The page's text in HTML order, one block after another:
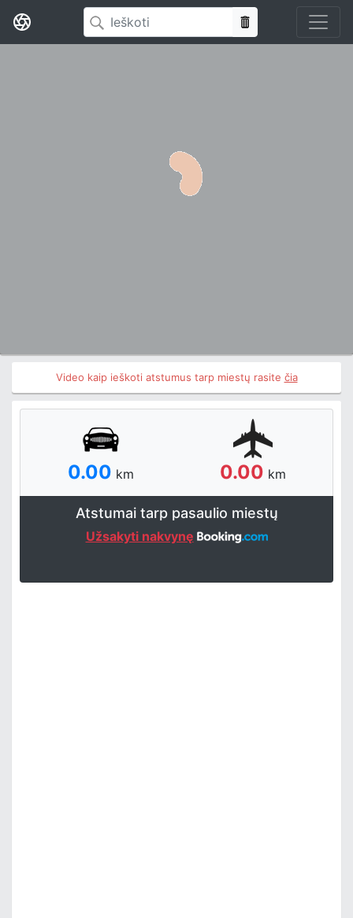
Video kaip ieškoti atstumus tarp miestų rasite čia
0.00 km 0.00 km
Atstumai tarp pasaulio miestų
Užsakyti nakvynę